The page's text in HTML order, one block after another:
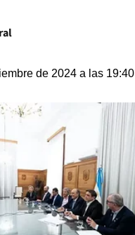
de 2024 a las 19:40